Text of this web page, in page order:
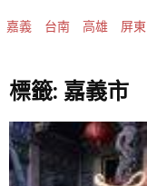
嘉義 台南 高雄 屏東
標籤: 嘉義市